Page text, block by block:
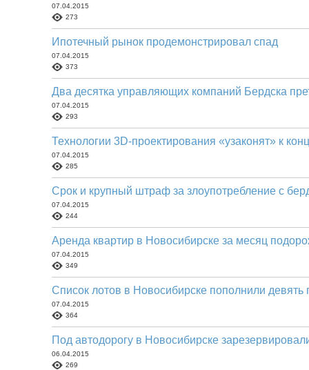
07.04.2015
273
Ипотечный рынок продемонстрировал спад
07.04.2015
373
Два десятка управляющих компаний Бердска
07.04.2015
293
Технологии 3D-проектирования «узаконят» к
07.04.2015
285
Срок и крупный штраф за злоупотребление с
07.04.2015
244
Аренда квартир в Новосибирске за месяц
07.04.2015
349
Список лотов в Новосибирске пополнили
07.04.2015
364
Под автодорогу в Новосибирске
06.04.2015
269